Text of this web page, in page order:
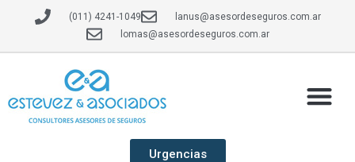
(011) 4241-1049
lanus@asesordeseguros.com.ar
lomas@asesordeseguros.com.ar
Urgencias